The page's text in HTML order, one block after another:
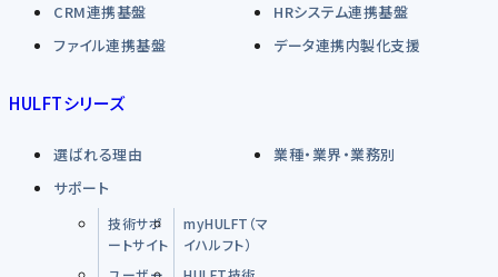
CRM連携基盤
HRシステム連携基盤
ファイル連携基盤
データ連携内製化支援
HULFTシリーズ
選ばれる理由
業種・業界・業務別
サポート
技術サポ
ートサイト
myHULFT（マ
イハルフト）